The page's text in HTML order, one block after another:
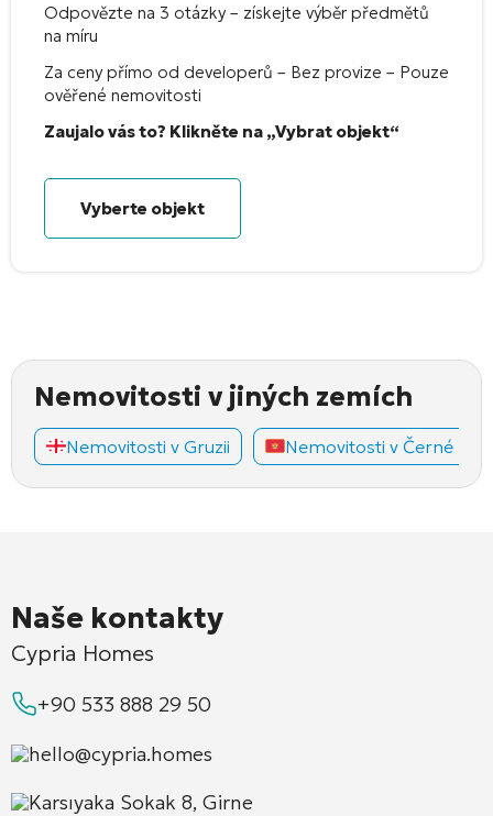
Odpovězte na 3 otázky – získejte výběr předmětů
na míru
Za ceny přímo od developerů – Bez provize – Pouze
ověřené nemovitosti
Zaujalo vás to? Klikněte na „Vybrat objekt“
Vyberte objekt
Nemovitosti v jiných zemích
Nemovitosti v Gruzii Nemovitosti v Černé
Naše kontakty
Cypria Homes
+90 533 888 29 50
hello@cypria.homes
Karsıyaka Sokak 8, Girne